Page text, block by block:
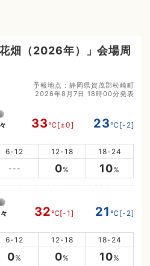
畑（2026年）」会場周
予報地点：静岡県賀茂郡松崎町
2026年8月7日 18時00分発表
33℃[±0] 23℃[-2]
6-12 12-18 18-24
--- 0% 10%
32℃[-1] 21 ℃[-2]
6-12 12-18 18-24
0% 0% 10%